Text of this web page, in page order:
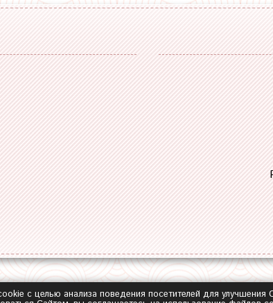
с целью анализа поведения посетителей для улучшения